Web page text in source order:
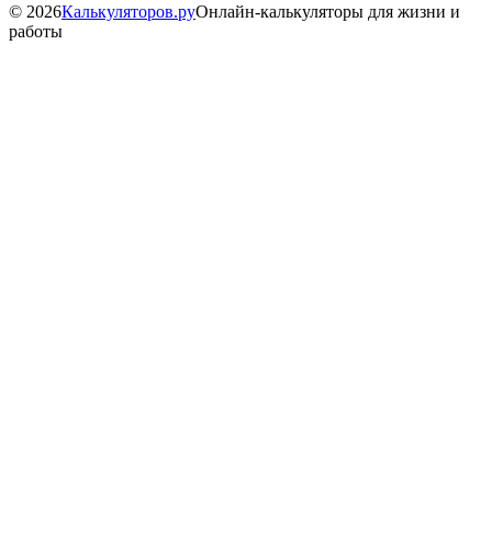
© 2026Калькуляторов.руОнлайн-калькуляторы для жизни и
работы